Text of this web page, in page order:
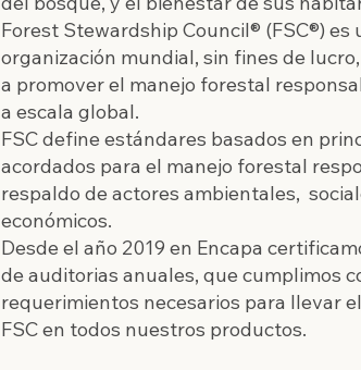
Forest Stewardship Council® (FSC®) es
organización mundial, sin fines de
a promover el manejo forestal
a escala global.
FSC define estándares basados en
acordados para el manejo forestal
respaldo de actores ambientales,
económicos.
Desde el año 2019 en Encapa
de auditorias anuales, que cumplimos
requerimientos necesarios para llevar
FSC en todos nuestros productos.